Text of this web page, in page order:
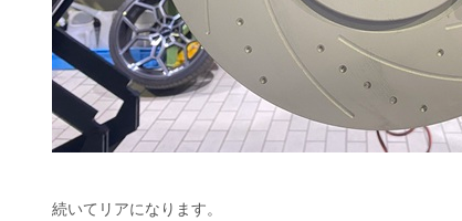
続いてリアになります。